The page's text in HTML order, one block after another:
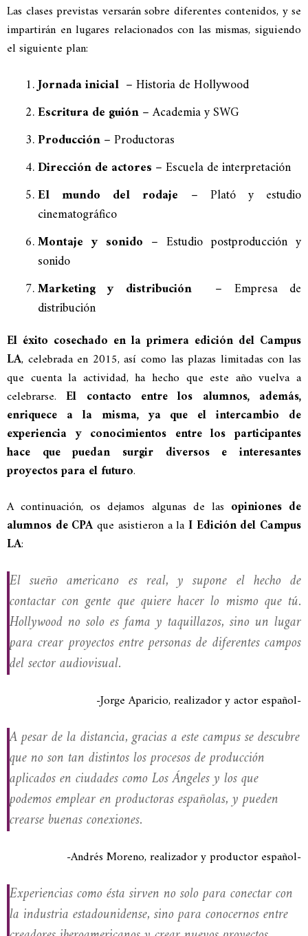
Las clases previstas versarán sobre diferentes contenidos, y se
impartirán en lugares relacionados con las mismas, siguiendo
el siguiente plan:
Jornada inicial – Historia de Hollywood
Escritura de guión– Academia y SWG
Producción– Productoras
Dirección de actores – Escuela de interpretación
El mundo del rodaje – Plató y estudio
cinematográfico
Montaje y sonido – Estudio postproducción y
sonido
Marketing y distribución– Empresa de
distribución
El éxito cosechado en la primera edición del Campus
LA, celebrada en 2015, así como las plazas limitadas con las
que cuenta la actividad, ha hecho que este año vuelva a
celebrarse.El contacto entre los alumnos, además,
enriquece a la misma, ya que el intercambio de
experiencia y conocimientos entre los participantes
hace que puedan surgir diversos e interesantes
proyectos para el futuro.
A continuación, os dejamos algunas de las opiniones de
alumnos de CPAque asistieron ala I Edición del Campus
LA:
El sueño americano es real, y supone el hecho de
contactar con gente que quiere hacer lo mismo que tú.
Hollywood no solo es fama y taquillazos, sino un lugar
para crear proyectos entre personas de diferentes campos
del sector audiovisual.
-Jorge Aparicio, realizador y actor español-
A pesar de la distancia, gracias a este campus se descubre
que no son tan distintos los procesos de producción
aplicados en ciudades como Los Ángeles y los que
podemos emplear en productoras españolas, y pueden
crearse buenas conexiones.
-Andrés Moreno, realizador y productor español-
Experiencias como ésta sirven no solo para conectar con
la industria estadounidense, sino para conocernos entre